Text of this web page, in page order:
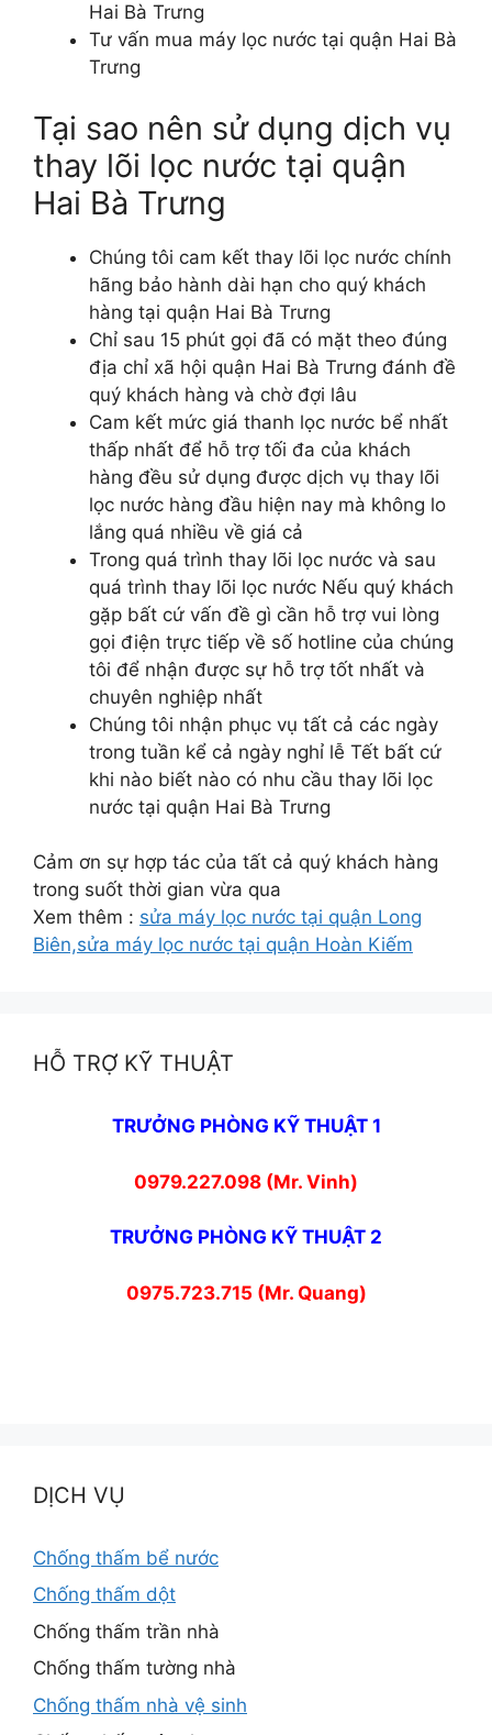
Hai Bà Trưng
Tư vấn mua máy lọc nước tại quận Hai Bà
Trưng
Tại sao nên sử dụng dịch vụ
thay lõi lọc nước tại quận
Hai Bà Trưng
Chúng tôi cam kết thay lõi lọc nước chính
hãng bảo hành dài hạn cho quý khách
hàng tại quận Hai Bà Trưng
Chỉ sau 15 phút gọi đã có mặt theo đúng
địa chỉ xã hội quận Hai Bà Trưng đánh đề
quý khách hàng và chờ đợi lâu
Cam kết mức giá thanh lọc nước bể nhất
thấp nhất để hỗ trợ tối đa của khách
hàng đều sử dụng được dịch vụ thay lõi
lọc nước hàng đầu hiện nay mà không lo
lắng quá nhiều về giá cả
Trong quá trình thay lõi lọc nước và sau
quá trình thay lõi lọc nước Nếu quý khách
gặp bất cứ vấn đề gì cần hỗ trợ vui lòng
gọi điện trực tiếp về số hotline của chúng
tôi để nhận được sự hỗ trợ tốt nhất và
chuyên nghiệp nhất
Chúng tôi nhận phục vụ tất cả các ngày
trong tuần kể cả ngày nghỉ lễ Tết bất cứ
khi nào biết nào có nhu cầu thay lõi lọc
nước tại quận Hai Bà Trưng
Cảm ơn sự hợp tác của tất cả quý khách hàng
trong suốt thời gian vừa qua
Xem thêm : sửa máy lọc nước tại quận Long
Biên,sửa máy lọc nước tại quận Hoàn Kiếm
HỖ TRỢ KỸ THUẬT
TRƯỞNG PHÒNG KỸ THUẬT 1
0979.227.098 (Mr. Vinh)
TRƯỞNG PHÒNG KỸ THUẬT 2
0975.723.715 (Mr. Quang)
DỊCH VỤ
Chống thấm bể nước
Chống thấm dột
Chống thấm trần nhà
Chống thấm tường nhà
Chống thấm nhà vệ sinh